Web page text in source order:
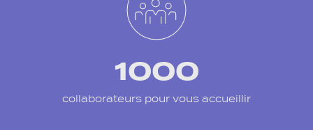
1000
collaborateurs pour vous accueillir